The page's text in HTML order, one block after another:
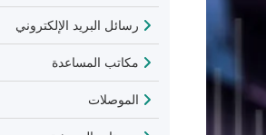
رسائل البريد الإلكتروني
مكاتب المساعدة
الموصلات